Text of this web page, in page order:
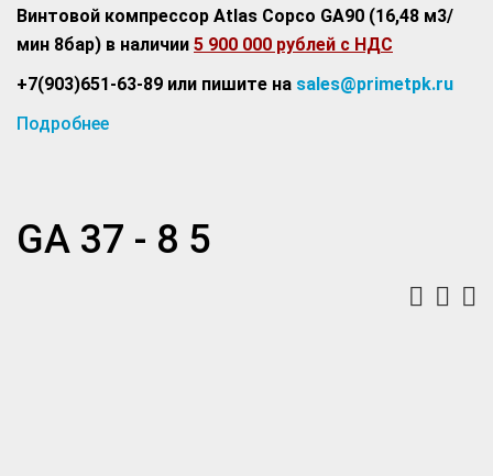
Винтовой компрессор Atlas Copco GA90 (16,48 м3/
мин 8бар) в наличии 5 900 000 рублей с НДС
+7(903)651-63-89 или пишите на sales@primetpk.ru
Подробнее
GA 37 - 8 5